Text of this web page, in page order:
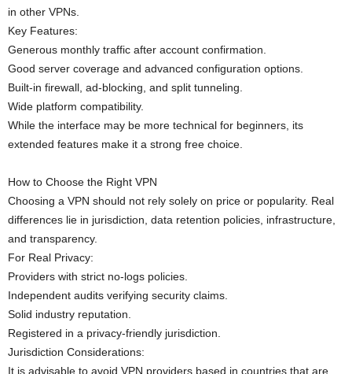
in other VPNs.
Key Features:
Generous monthly traffic after account confirmation.
Good server coverage and advanced configuration options.
Built-in firewall, ad-blocking, and split tunneling.
Wide platform compatibility.
While the interface may be more technical for beginners, its
extended features make it a strong free choice.
How to Choose the Right VPN
Choosing a VPN should not rely solely on price or popularity. Real
differences lie in jurisdiction, data retention policies, infrastructure,
and transparency.
For Real Privacy:
Providers with strict no‑logs policies.
Independent audits verifying security claims.
Solid industry reputation.
Registered in a privacy-friendly jurisdiction.
Jurisdiction Considerations:
It is advisable to avoid VPN providers based in countries that are